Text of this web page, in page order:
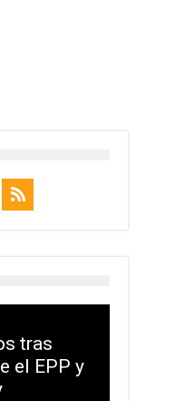
tras
el EPP y